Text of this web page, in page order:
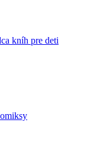
kníh pre deti